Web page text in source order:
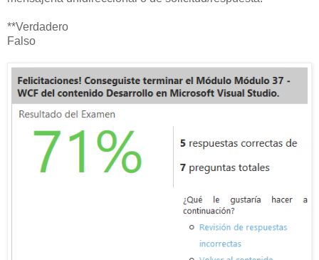
**Verdadero
Falso